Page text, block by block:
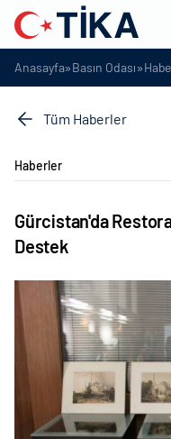
Anasayfa»Basın Odası»
Tüm Haberler
Haberler
Gürcistan'da
Destek